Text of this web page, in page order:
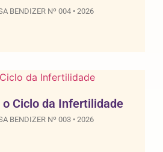
BENDIZER Nº 004 • 2026
o Ciclo da Infertilidade
BENDIZER Nº 003 • 2026